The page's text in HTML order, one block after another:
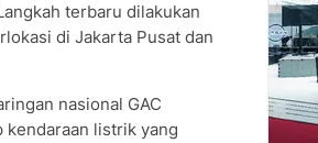
terbaru dilakukan
di Jakarta Pusat dan
nasional GAC
kendaraan listrik yang